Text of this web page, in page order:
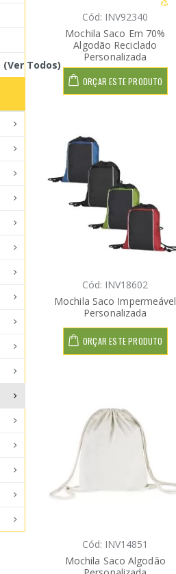
Cód: INV92340
Mochila Saco Em 70%
Algodão Reciclado
Personalizada
ORÇAR ESTE PRODUTO
Cód: INV18602
Mochila Saco Impermeável
Personalizada
ORÇAR ESTE PRODUTO
Cód: INV14851
Mochila Saco Algodão
(Ver Todos)